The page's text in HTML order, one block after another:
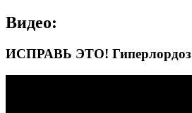
Видео:
ИСПРАВЬ ЭТО! Гиперлордоз